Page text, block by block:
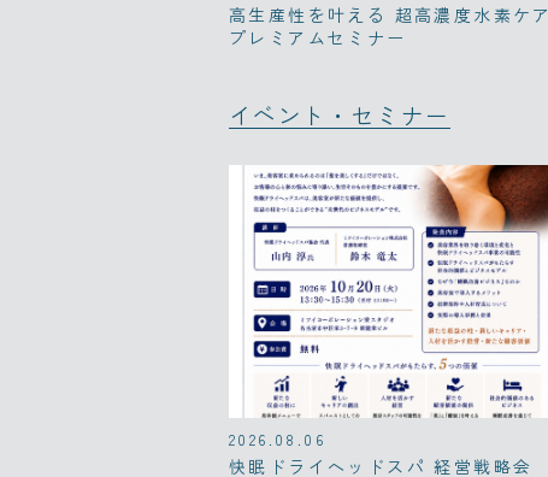
高生産性を叶える 超高濃度水素ケア
プレミアムセミナー
イベント・セミナー
2026.08.06
快眠ドライヘッドスパ 経営戦略会